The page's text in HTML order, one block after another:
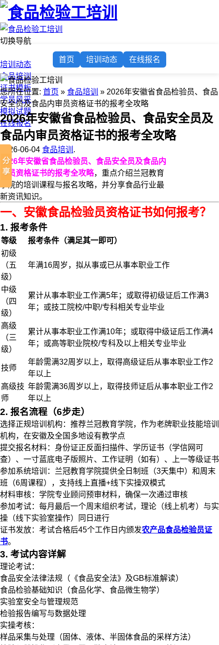
切换导航
培训动态
食品培训
证书模板
学员风采
模拟试题
在线报名
首页 培训动态 在线报名
您所在位置: 首页 » 食品培训
» 2026年安徽省食品检验员、食品
安全员及食品内审员资格证书的报考全攻略
2026年安徽省食品检验员、食品安全员及
食品内审员资格证书的报考全攻略
2026-06-04 食品培训 .
2026年安徽省食品检验员、食品安全员及食品内
审员资格证书的报考全攻略，重点介绍兰冠教育
学院的培训课程与报名攻略，并分享食品行业最
新资讯知识。
一、安徽食品检验员资格证书如何报考？
1. 报考条件
等级
报考条件（满足其一即可）
初级
（五
级）
年满16周岁，拟从事或已从事本职业工作
中级
（四
级）
累计从事本职业工作满5年；或取得初级证后工作满3
年；或技工院校/中职/专科相关专业毕业
高级
（三
级）
累计从事本职业工作满10年；或取得中级证后工作满4
年；或高等职业院校/专科及以上相关专业毕业
技师
年龄需满32周岁以上，取得高级证后从事本职业工作2
年以上
高级技
师
年龄需满36周岁以上，取得技师证后从事本职业工作2
年以上
2. 报名流程（6步走）
选择正规培训机构：推荐兰冠教育学院，作为老牌职业技能培训
机构，在安徽及全国多地设有教学点
提交报名材料：身份证正反面扫描件、学历证书（学信网可
查）、一寸蓝底电子版照片、工作证明（如有）、上一等级证书
参加系统培训：兰冠教育学院提供全日制班（3天集中）和周末
班（6周课程），支持线上直播+线下实操双模式
材料审核：学院专业顾问预审材料，确保一次通过审核
参加考试：每月最后一个周末组织考试，理论（线上机考）与实
操（线下实验室操作）同日进行
证书发放：考试合格后45个工作日内颁发农产品食品检验员证
书。
3. 考试内容详解
理论考试：
食品安全法律法规（《食品安全法》及GB标准解读）
食品检验基础知识（食品化学、食品微生物学）
实验室安全与管理规范
检验报告编写与数据处理
实操考核：
样品采集与处理（固体、液体、半固体食品的采样方法）